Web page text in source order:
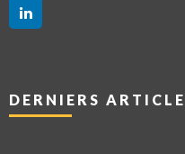
DERNIERS